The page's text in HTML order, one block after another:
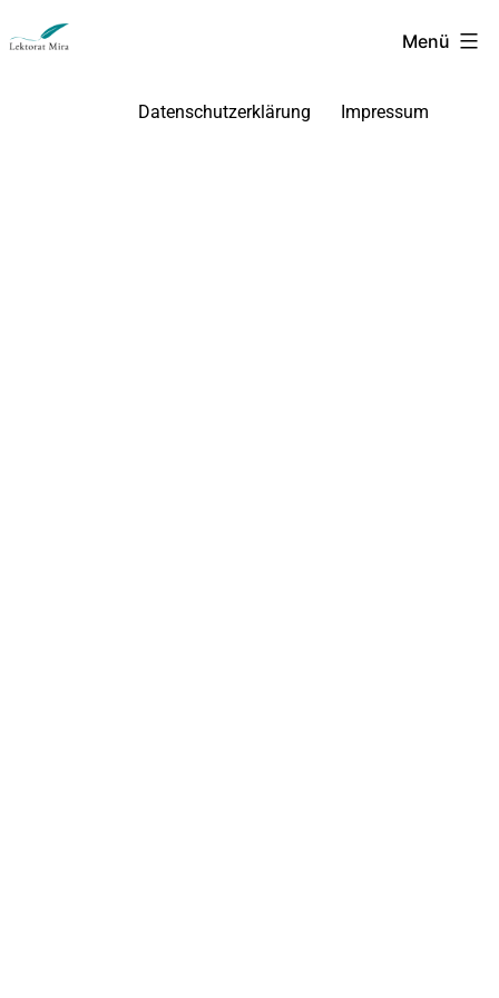
Menü
Datenschutzerklärung Impressum